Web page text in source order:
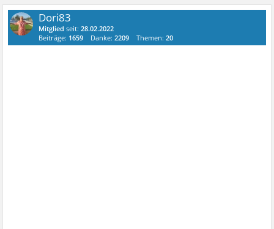
Dori83
Mitglied seit:28.02.2022
Beiträge: 1659 Danke:2209 Themen:20